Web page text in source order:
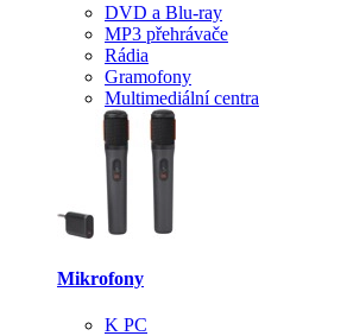
DVD a Blu-ray
MP3 přehrávače
Rádia
Gramofony
Multimediální centra
Mikrofony
K PC